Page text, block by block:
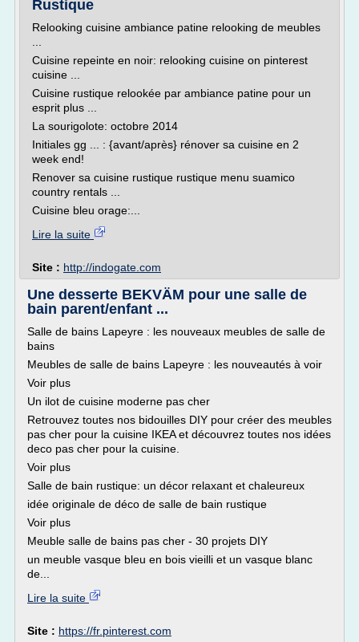
Rustique
Relooking cuisine ambiance patine relooking de meubles
Cuisine repeinte en noir: relooking cuisine on pinterest
cuisine ...
Cuisine rustique relookée par ambiance patine pour un
esprit plus ...
La sourigolote: octobre 2014
Initiales gg ... : {avant/après} rénover sa cuisine en 2
week end!
Renover sa cuisine rustique rustique menu suamico
country rentals ...
Cuisine bleu orage:...
Lire la suite
Site : http://indogate.com
Une desserte BEKVÄM pour une salle de
bain parent/enfant ...
Salle de bains Lapeyre : les nouveaux meubles de salle de
bains
Meubles de salle de bains Lapeyre : les nouveautés à voir
Voir plus
Un ilot de cuisine moderne pas cher
Retrouvez toutes nos bidouilles DIY pour créer des meubles
pas cher pour la cuisine IKEA et découvrez toutes nos idées
deco pas cher pour la cuisine.
Voir plus
Salle de bain rustique: un décor relaxant et chaleureux
idée originale de déco de salle de bain rustique
Voir plus
Meuble salle de bains pas cher - 30 projets DIY
un meuble vasque bleu en bois vieilli et un vasque blanc
de...
Lire la suite
Site : https://fr.pinterest.com